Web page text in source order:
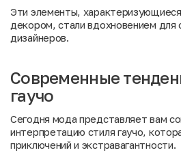
Эти элементы,
декором, стали вдохновением для
дизайнеров.
Современные
гаучо
Сегодня мода представляет вам
интерпретацию стиля гаучо,
приключений и экстравагантности.